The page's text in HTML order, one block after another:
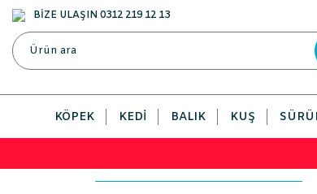
BİZE ULAŞIN 0312 219 12 13
KÖPEK KEDI BALIK KUŞ